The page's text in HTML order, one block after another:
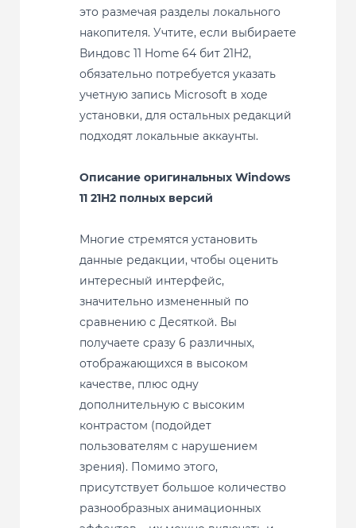
это размечая разделы локального
накопителя. Учтите, если выбираете
Виндовс 11 Home 64 бит 21H2,
обязательно потребуется указать
учетную запись Microsoft в ходе
установки, для остальных редакций
подходят локальные аккаунты.
Описание оригинальных Windows
11 21H2 полных версий
Многие стремятся установить
данные редакции, чтобы оценить
интересный интерфейс,
значительно измененный по
сравнению с Десяткой. Вы
получаете сразу 6 различных,
отображающихся в высоком
качестве, плюс одну
дополнительную с высоким
контрастом (подойдет
пользователям с нарушением
зрения). Помимо этого,
присутствует большое количество
разнообразных анимационных